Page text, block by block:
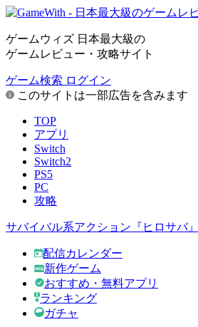
ゲームウィズ 日本最大級の
ゲームレビュー・攻略サイト
ゲーム検索 ログイン
このサイトは一部広告を含みます
TOP
アプリ
Switch
Switch2
PS5
PC
攻略
サバイバル系アクション『ヒロサバ
配信カレンダー
新作ゲーム
おすすめ・無料アプリ
ランキング
ガチャ